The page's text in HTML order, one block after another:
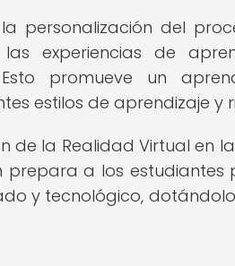
personalización del
experiencias de
promueve un
estilos de aprendizaje y
de la Realidad Virtual en
prepara a los
y tecnológico,